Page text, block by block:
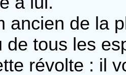
ancien de la
de tous les
révolte : il